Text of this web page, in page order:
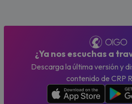
¿Ya nos escuchas a
Descarga la última versión y
contenido de CRP